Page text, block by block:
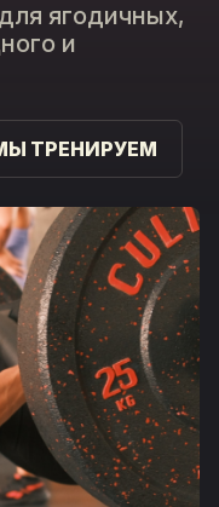
ягодичных,
и
ТРЕНИРУЕМ